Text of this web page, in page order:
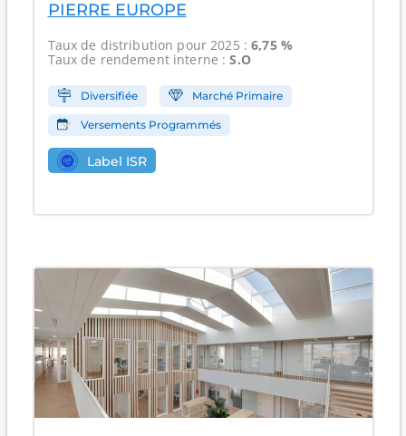
PIERRE EUROPE
Taux de distribution pour 2025 :6,75 %
Taux de rendement interne :S.O
Diversifiée Marché Primaire
Versements Programmés
Label ISR